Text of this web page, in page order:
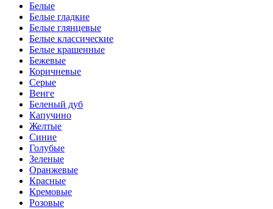
Белые
Белые гладкие
Белые глянцевые
Белые классические
Белые крашенные
Бежевые
Коричневые
Серые
Венге
Беленый дуб
Капучино
Желтые
Синие
Голубые
Зеленые
Оранжевые
Красные
Кремовые
Розовые